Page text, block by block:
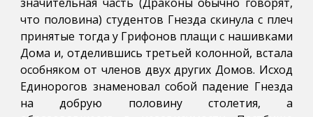
что половина) студентов Гнезда скинула с плеч
принятые тогда у Грифонов плащи с нашивками
Дома и, отделившись третьей колонной, встала
особняком от членов двух других Домов. Исход
Единорогов знаменовал собой падение Гнезда
на добрую половину столетия, а